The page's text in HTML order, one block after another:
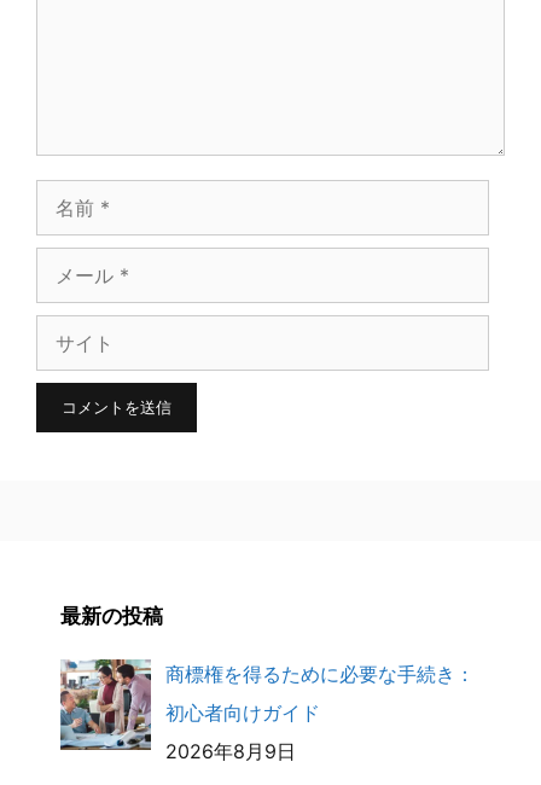
前
ー
イ
最新の投稿
商標権を得るために必要な手続き：
初心者向けガイド
2026年8月9日